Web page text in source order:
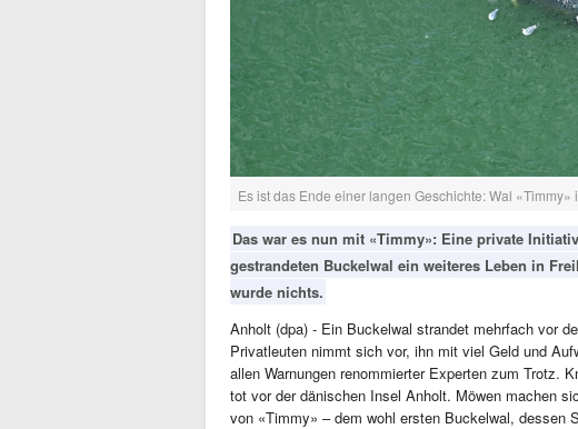
Es ist das Ende einer langen Geschichte: Wal
Das war es nun mit «Timmy»: Eine private
gestrandeten Buckelwal ein weiteres Leben in
wurde nichts.
Anholt (dpa) - Ein Buckelwal strandet mehrfach vor
Privatleuten nimmt sich vor, ihn mit viel Geld und
allen Warnungen renommierter Experten zum Trotz.
tot vor der dänischen Insel Anholt. Möwen machen
von «Timmy» – dem wohl ersten Buckelwal, dessen